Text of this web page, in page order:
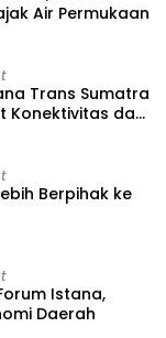
Air Permukaan
Trans Sumatra
Konektivitas dan
Berpihak ke
Istana,
Daerah